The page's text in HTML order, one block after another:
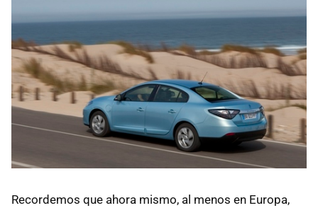
Recordemos que ahora mismo, al menos en Europa,